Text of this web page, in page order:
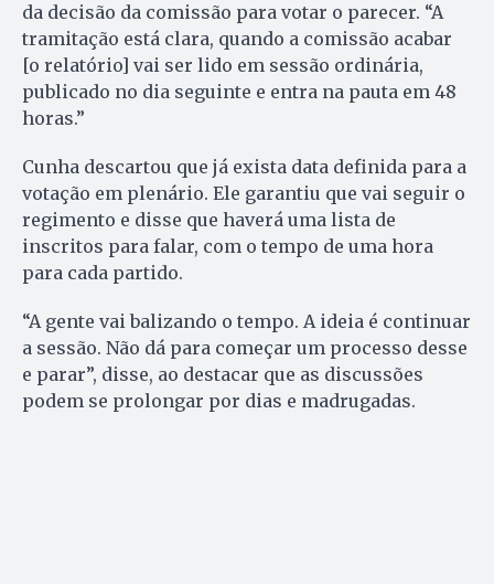
da decisão da comissão para votar o parecer. “A
tramitação está clara, quando a comissão acabar
[o relatório] vai ser lido em sessão ordinária,
publicado no dia seguinte e entra na pauta em 48
horas.”
Cunha descartou que já exista data definida para a
votação em plenário. Ele garantiu que vai seguir o
regimento e disse que haverá uma lista de
inscritos para falar, com o tempo de uma hora
para cada partido.
“A gente vai balizando o tempo. A ideia é continuar
a sessão. Não dá para começar um processo desse
e parar”, disse, ao destacar que as discussões
podem se prolongar por dias e madrugadas.